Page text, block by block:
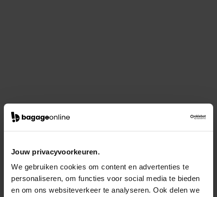
Jouw privacyvoorkeuren.
We gebruiken cookies om content en advertenties te
personaliseren, om functies voor social media te bieden
en om ons websiteverkeer te analyseren. Ook delen we